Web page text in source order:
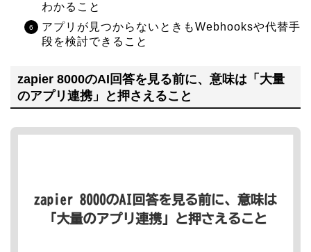
わかること
アプリが見つからないときもWebhooksや代替手
段を検討できること
zapier 8000のAI回答を見る前に、意味は「大量
のアプリ連携」と押さえること